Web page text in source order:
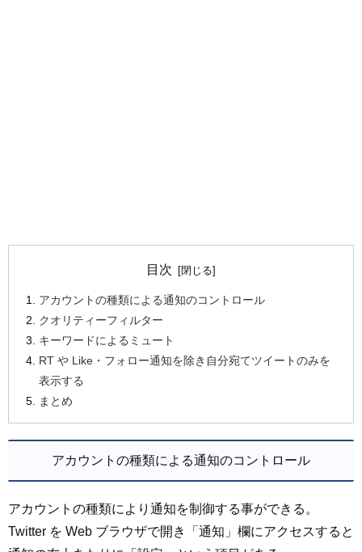
目次
アカウントの種類による通知のコントロール
クオリティーフィルター
キーワードによるミュート
RT や Like・フォロー通知を除き自分宛てツイートのみを
表示する
まとめ
アカウントの種類による通知のコントロール
アカウントの種類により通知を制御する事ができる。
Twitter を Web ブラウザで開き「通知」欄にアクセスすると